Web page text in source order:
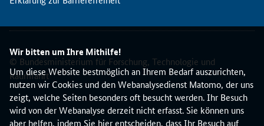
Wir bitten um Ihre Mithilfe!
Um diese Website bestmöglich an Ihrem Bedarf auszurichten,
nutzen wir Cookies und den Webanalysedienst Matomo, der uns
zeigt, welche Seiten besonders oft besucht werden. Ihr Besuch
wird von der Webanalyse derzeit nicht erfasst. Sie können uns
aber helfen, indem Sie hier entscheiden, dass Ihr Besuch auf
t
i
N
K
S
D
I
T
© Bundesministerium für Forschung, Technologie und
Raumfahrt